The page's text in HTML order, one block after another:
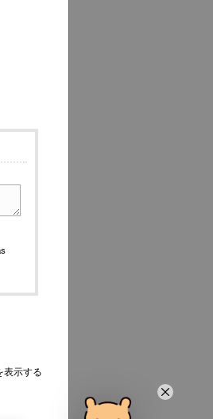
表示する